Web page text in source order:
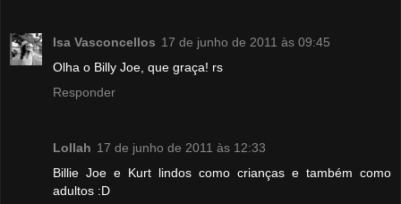
Isa Vasconcellos 17 de junho de 2011 às 09:45
Olha o Billy Joe, que graça! rs
Responder
Lollah 17 de junho de 2011 às 12:33
Billie Joe e Kurt lindos como crianças e também como
adultos :D